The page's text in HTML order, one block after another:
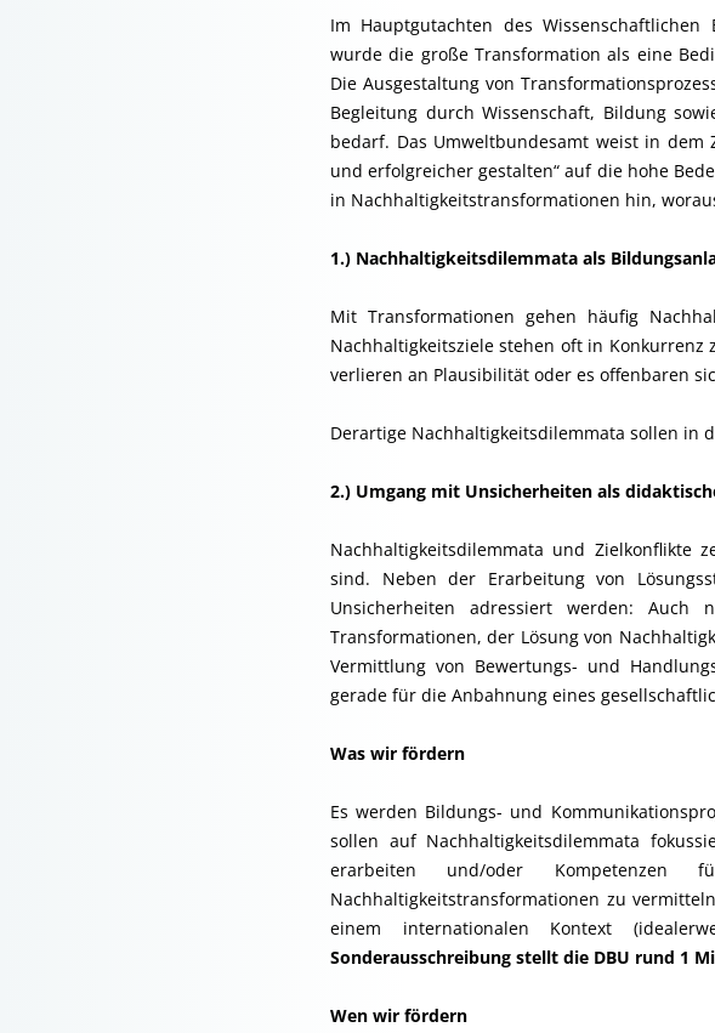
Im Hauptgutachten des Wissenschaftlichen
wurde die große Transformation als eine
Die Ausgestaltung von
Begleitung durch Wissenschaft, Bildung
bedarf. Das Umweltbundesamt weist in dem
und erfolgreicher gestalten“ auf die hohe
in Nachhaltigkeitstransformationen hin,
1.) Nachhaltigkeitsdilemmata als
Mit Transformationen gehen häufig
Nachhaltigkeitsziele stehen oft in Konkurrenz
verlieren an Plausibilität oder es offenbaren
Derartige Nachhaltigkeitsdilemmata sollen in
2.) Umgang mit Unsicherheiten als
Nachhaltigkeitsdilemmata und Zielkonflikte
sind. Neben der Erarbeitung von
Unsicherheiten adressiert werden: Auch
Transformationen, der Lösung von
Vermittlung von Bewertungs- und
gerade für die Anbahnung eines
Was wir fördern
Es werden Bildungs- und
sollen auf Nachhaltigkeitsdilemmata
erarbeiten und/oder
Nachhaltigkeitstransformationen zu
einem internationalen Kontext
Sonderausschreibung stellt die DBU rund 1
Wen wir fördern